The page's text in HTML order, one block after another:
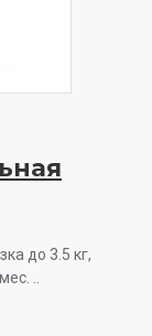
до 3.5 кг,
..